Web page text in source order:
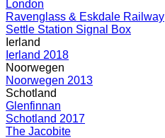
London
Ravenglass & Eskdale Railway
Settle Station Signal Box
Ierland
Ierland 2018
Noorwegen
Noorwegen 2013
Schotland
Glenfinnan
Schotland 2017
The Jacobite